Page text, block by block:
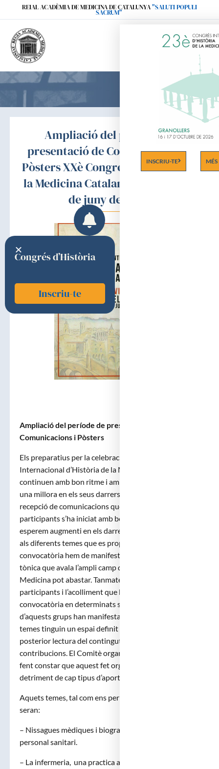
REIAL ACADÈMIA DE MEDICINA DE CATALUNYA"SALUTI POPULI
SACRUM"
Ampliació del període de
presentació de Comunicacions i
Pòsters XXè Congrés d’Història de
la Medicina Catalana (VIC, 8, 9 i 10
de juny de 2018)
Ampliació del període de presentació de
Comunicacions i Pòsters
Els preparatius per la celebració del Congrés
Internacional d’Història de la Medicina Catalana
continuen amb bon ritme i amb un desig d’afrontar
una millora en els seus darrers espais organitzatius. La
recepció de comunicacions que estan enviant els
participants s’ha iniciat amb bona cadència que
esperem augmenti en els darrers dies. Si ens atenem
als diferents temes que es proposaven en la carta de
convocatòria hem de manifestar que la varietat és la
tònica que avala l’ampli camp que la història de la
Medicina pot abastar. Tanmateix la diversitat de
participants i l’acolliment que ha tingut la
convocatòria en determinats sectors, alguns
d’aquests grups han manifestat el desig que alguns
temes tinguin un espai definit que faciliti la recepció i
posterior lectura del contingut de les diferents
contribucions. El Comitè organitzador ho ha acollit
fent constar que aquest fet organitzatiu no sigui en
detriment de cap tipus d’aportació.
Aquets temes, tal com ens permet veure-ho avui,
seran:
– Nissagues mèdiques i biografies de metges o
personal sanitari.
– La infermeria, una practica amb reconeixement
Congrés d’Història
Inscriu-te
INSCRIU-TE